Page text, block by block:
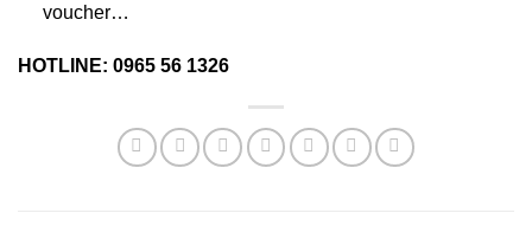
voucher…
HOTLINE: 0965 56 1326